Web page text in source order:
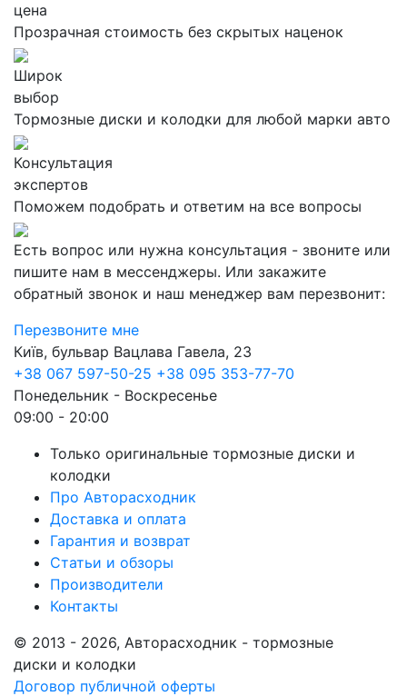
цена
Прозрачная стоимость без скрытых наценок
Широк
выбор
Тормозные диски и колодки для любой марки авто
Консультация
экспертов
Поможем подобрать и ответим на все вопросы
Есть вопрос или нужна консультация - звоните или
пишите нам в мессенджеры. Или закажите
обратный звонок и наш менеджер вам перезвонит:
Перезвоните мне
Київ, бульвар Вацлава Гавела, 23
+38 067 597-50-25 +38 095 353-77-70
Понедельник - Воскресенье
09:00 - 20:00
Только оригинальные тормозные диски и
колодки
Про Авторасходник
Доставка и оплата
Гарантия и возврат
Статьи и обзоры
Производители
Контакты
© 2013 - 2026, Авторасходник - тормозные
диски и колодки
Договор публичной оферты